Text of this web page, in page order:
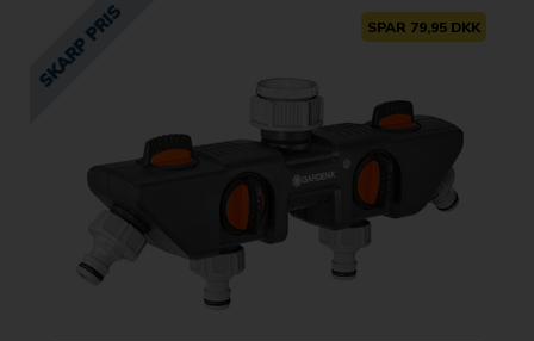
SPAR 79,95 DKK